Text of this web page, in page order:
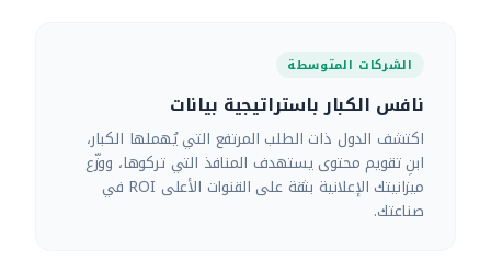
الشركات المتوسطة
نافس الكبار باستراتيجية بيانات
اكتشف الدول ذات الطلب المرتفع التي يُهملها الكبار،
ابنِ تقويم محتوى يستهدف المنافذ التي تركوها، ووزّع
ميزانيتك الإعلانية بثقة على القنوات الأعلى ROI في
صناعتك.